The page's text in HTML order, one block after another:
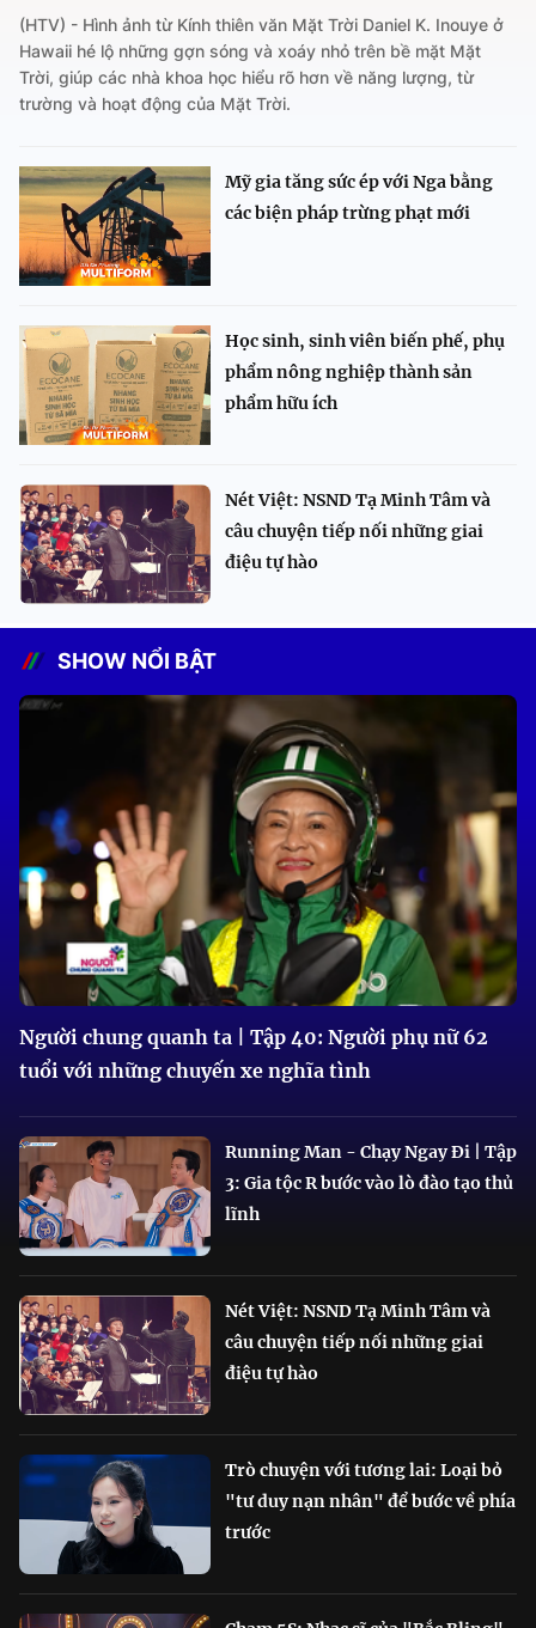
(HTV) - Hình ảnh từ Kính thiên văn Mặt Trời Daniel K. Inouye ở
Hawaii hé lộ những gợn sóng và xoáy nhỏ trên bề mặt Mặt
Trời, giúp các nhà khoa học hiểu rõ hơn về năng lượng, từ
trường và hoạt động của Mặt Trời.
Mỹ gia tăng sức ép với Nga bằng
các biện pháp trừng phạt mới
Học sinh, sinh viên biến phế, phụ
phẩm nông nghiệp thành sản
phẩm hữu ích
Nét Việt: NSND Tạ Minh Tâm và
câu chuyện tiếp nối những giai
điệu tự hào
SHOW NỔI BẬT
Người chung quanh ta | Tập 40: Người phụ nữ 62
tuổi với những chuyến xe nghĩa tình
Running Man - Chạy Ngay Đi | Tập
3: Gia tộc R bước vào lò đào tạo thủ
lĩnh
Nét Việt: NSND Tạ Minh Tâm và
câu chuyện tiếp nối những giai
điệu tự hào
Trò chuyện với tương lai: Loại bỏ
"tư duy nạn nhân" để bước về phía
trước